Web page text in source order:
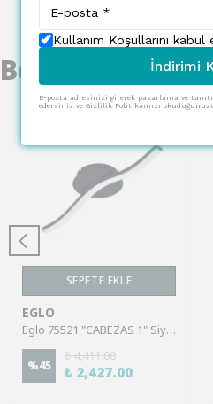
Benzer Ürünler
SEPETE EKLE
EGLO
Eglo 75521 "CABEZAS 1" Siyah Alüminyum Tavan Armatürü
%45
₺ 4,411.00
₺ 2,427.00
Kullanım Koşullarını kabul
İndirimi
E-posta adresinizi girerek pazarlama ve
edersiniz ve Gizlilik Politikamızı